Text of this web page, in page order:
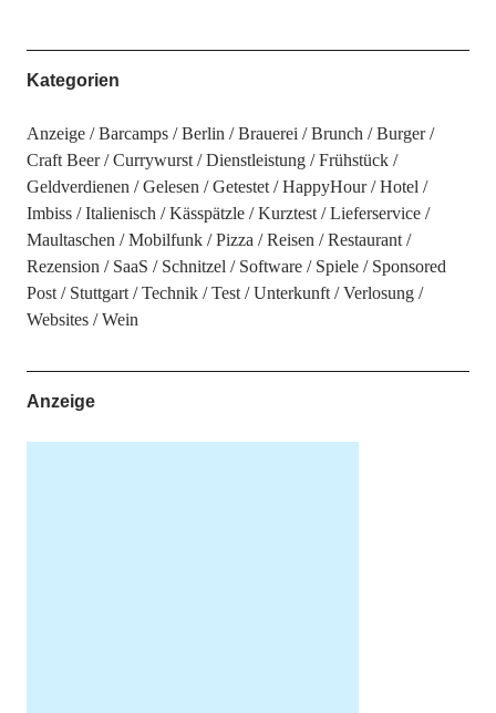
Kategorien
Anzeige Barcamps Berlin Brauerei Brunch
Burger
Craft Beer
Currywurst Dienstleistung
Frühstück
Geldverdienen
Gelesen Getestet HappyHour
Hotel
Imbiss
Italienisch Kässpätzle Kurztest
Lieferservice
Maultaschen
Mobilfunk Pizza Reisen
Restaurant
Rezension
SaaS Schnitzel Software Spiele
Sponsored
Post
Stuttgart Technik Test Unterkunft
Verlosung
Websites
Wein
Anzeige